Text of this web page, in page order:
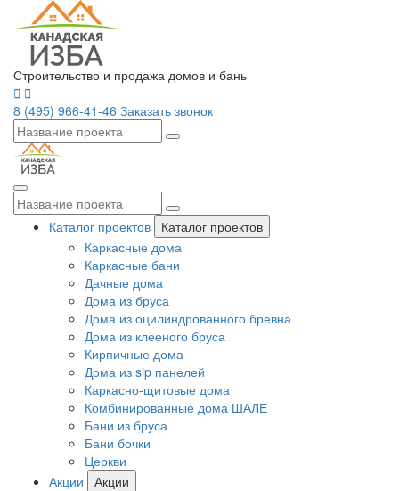
Строительство и продажа домов и бань
8 (495) 966-41-46 Заказать звонок
Каталог проектов
Каталог проектов
Каркасные дома
Каркасные бани
Дачные дома
Дома из бруса
Дома из оцилиндрованного бревна
Дома из клееного бруса
Кирпичные дома
Дома из sip панелей
Каркасно-щитовые дома
Комбинированные дома ШАЛЕ
Бани из бруса
Бани бочки
Церкви
Акции
Акции